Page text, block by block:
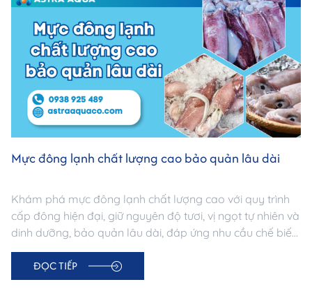
Mực đông lạnh chất lượng cao bảo quản lâu dài
Khám phá mực đông lạnh chất lượng cao với quy trình
cấp đông hiện đại, giữ nguyên độ tươi, vị ngọt tự nhiên và
dinh dưỡng, bảo quản lâu dài, đáp ứng nhu cầu chế biến
đa dạng cho mọi bữa ăn.
ĐỌC TIẾP